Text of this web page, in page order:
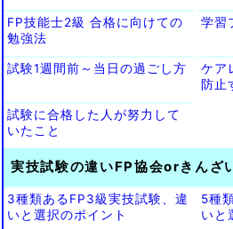
FP技能士2級 合格に向けての
勉強法
学習
試験1週間前～当日の過ごし方
ケア
防止
試験に合格した人が努力して
いたこと
実技試験の違いFP協会orきんざ
3種類あるFP3級実技試験、違
いと選択のポイント
5種
いと